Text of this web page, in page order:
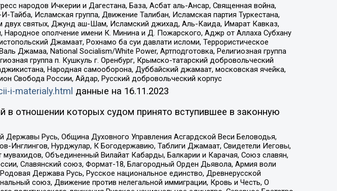
народов Ичкерии и Дагестана, База, Асбат аль-Ансар, Священная война,
Исламская группа, Движение Талибан, Исламская партия Туркестана,
святых, Джунд аш-Шам, Исламский джихад, Аль-Каида, Имарат Кавказ,
ополчение имени К. Минина и Д. Пожарского, Аджр от Аллаха Субхану
Джамаат, Рохнамо ба суи давлати исломи, Террористическое
Джамаа, National Socialism/White Power, Артподготовка, Религиозная группа
группа п. Кушкуль г. Оренбург, Крымско-татарский добровольческий
Народная самооборона, Дуббайский джамаат, московская ячейка,
Свобода России, Айдар, Русский добровольческий корпус
i-materialy.html данные на 16.11.2023
в отношении которых судом принято вступившее в законную
Русь, Община Духовного Управления Асгардской Веси Беловодья,
Нурджулар, К Богодержавию, Таблиги Джамаат, Свидетели Иеговы,
Объединенный Вилайат Кабарды, Балкарии и Карачая, Союз славян,
Славянский союз, Формат-18, Благородный Орден Дьявола, Армия воли
Держава Русь, Русское национальное единство, Древнерусской
союз, Движение против нелегальной иммиграции, Кровь и Честь, О